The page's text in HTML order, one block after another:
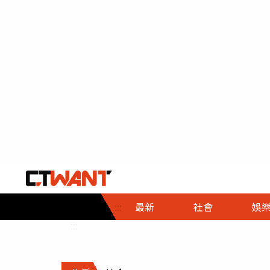
::: 最新 社會
社會首頁
時事
調查
娛樂
娛樂首頁
即時
財經首頁
熱線
政